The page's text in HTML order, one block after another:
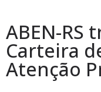
ABEN-RS
Carteira
Atenção